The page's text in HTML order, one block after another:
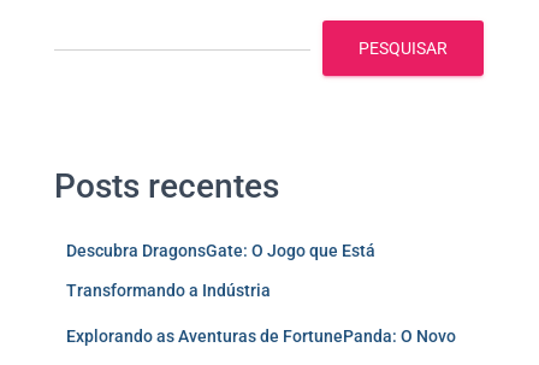
PESQUISAR
Posts recentes
Descubra DragonsGate: O Jogo que Está
Transformando a Indústria
Explorando as Aventuras de FortunePanda: O Novo